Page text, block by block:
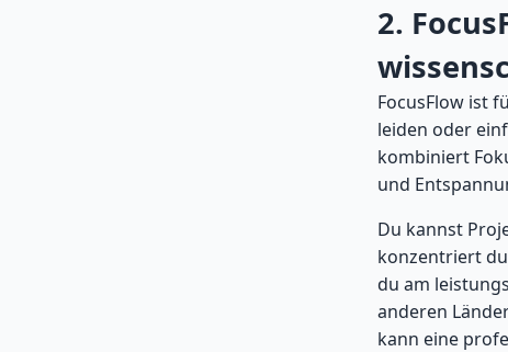
2.
FocusFlow ist
leiden oder
kombiniert
und
Du kannst
konzentriert
du am
anderen
kann eine